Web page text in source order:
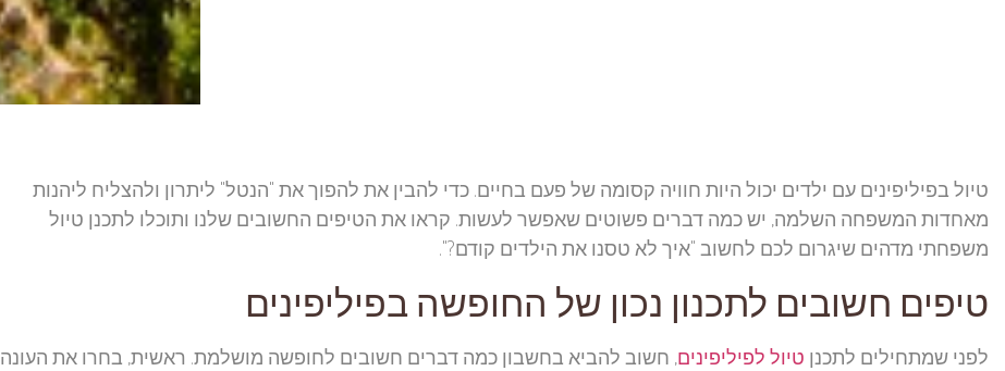
טיול בפיליפינים עם ילדים יכול היות חוויה קסומה של פעם בחיים. כדי להבין את להפוך את "הנטל" ליתרון ולהצליח ליהנות
מאחדות המשפחה השלמה, יש כמה דברים פשוטים שאפשר לעשות. קראו את הטיפים החשובים שלנו ותוכלו לתכנן טיול
משפחתי מדהים שיגרום לכם לחשוב "איך לא טסנו את הילדים קודם?".
טיפים חשובים לתכנון נכון של החופשה בפיליפינים
לפני שמתחילים לתכנן טיול לפיליפינים, חשוב להביא בחשבון כמה דברים חשובים לחופשה מושלמת. ראשית, בחרו את העונה